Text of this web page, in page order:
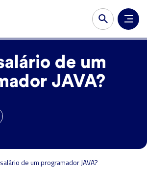
de um
JAVA?
de um programador JAVA?